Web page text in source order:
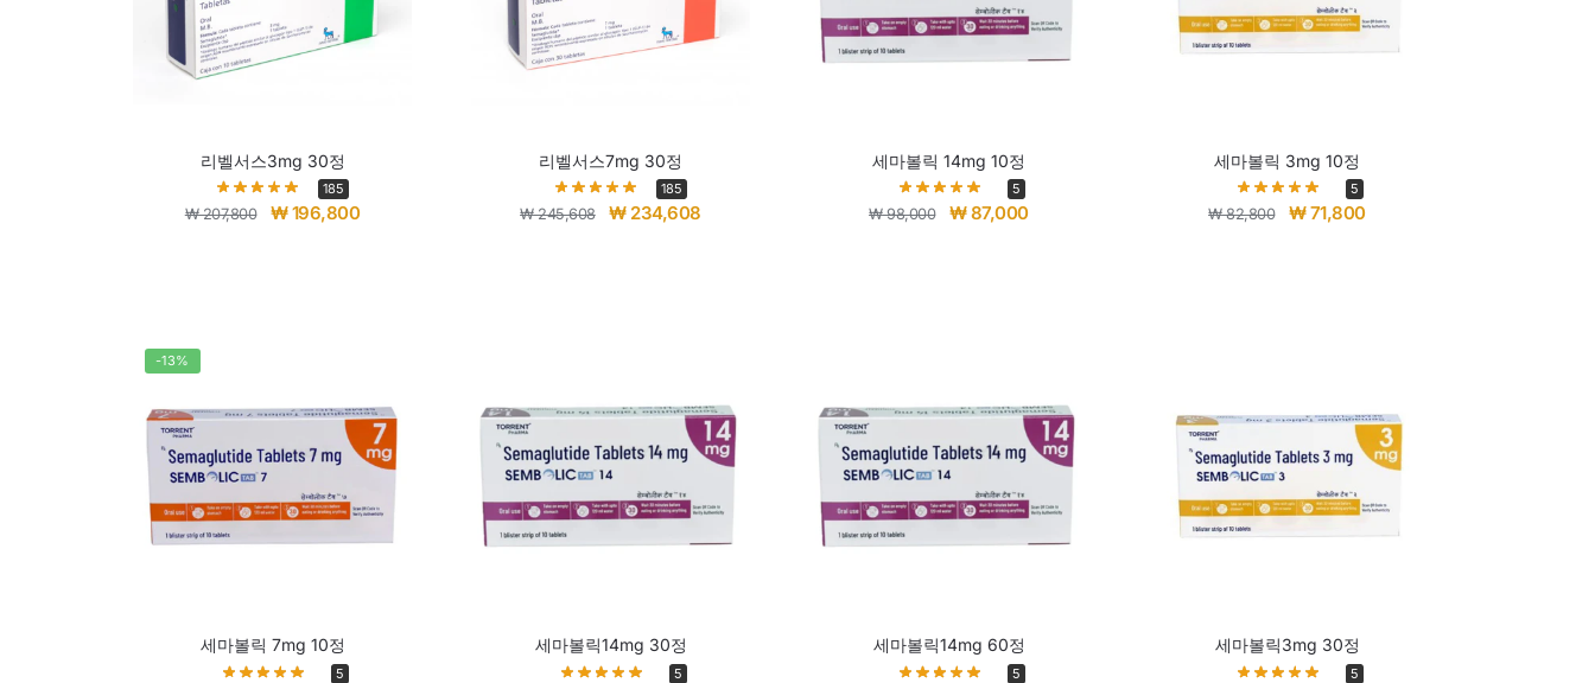
리벨서스3mg 30정
185
₩207,800 ₩196,800
리벨서스7mg 30정
185
₩245,608 ₩234,608
세마볼릭 14mg 10정
5
₩98,000 ₩87,000
세마볼릭 3mg 10정
5
₩82,800 ₩71,800
-13%
세마볼릭 7mg 10정
5
세마볼릭14mg 30정
5
세마볼릭14mg 60정
5
세마볼릭3mg 30정
5